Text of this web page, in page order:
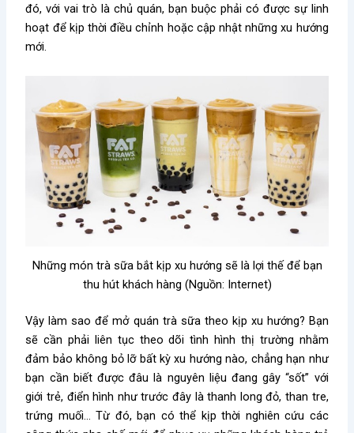
đó, với vai trò là chủ quán, bạn buộc phải có được sự linh
hoạt để kịp thời điều chỉnh hoặc cập nhật những xu hướng
mới.
Những món trà sữa bắt kịp xu hướng sẽ là lợi thế để bạn
thu hút khách hàng (Nguồn: Internet)
Vậylàm sao để mở quán trà sữa theo kịp xu hướng? Bạn
sẽ cần phải liên tục theo dõi tình hình thị trường nhằm
đảm bảo không bỏ lỡ bất kỳ xu hướng nào, chẳng hạn như
bạn cần biết được đâu là nguyên liệu đang gây “sốt” với
giới trẻ, điển hình như trước đây là thanh long đỏ, than tre,
trứng muối… Từ đó, bạn có thể kịp thời nghiên cứu các